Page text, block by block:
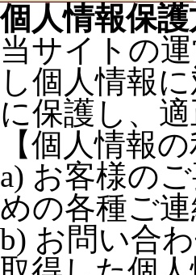
個人情報保
当サイトの
し個人情報
に保護し、
【個人情報
a) お客様の
めの各種ご連
b) お問い合